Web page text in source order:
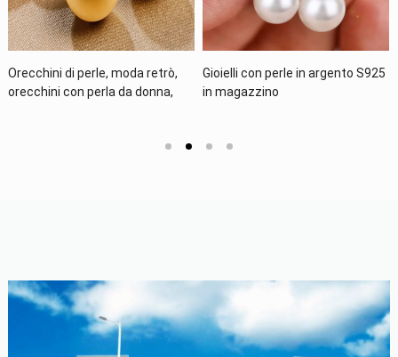
S925
Anelli con perle in argento S925
in magazzino
Anelli con perle in
in magazzino